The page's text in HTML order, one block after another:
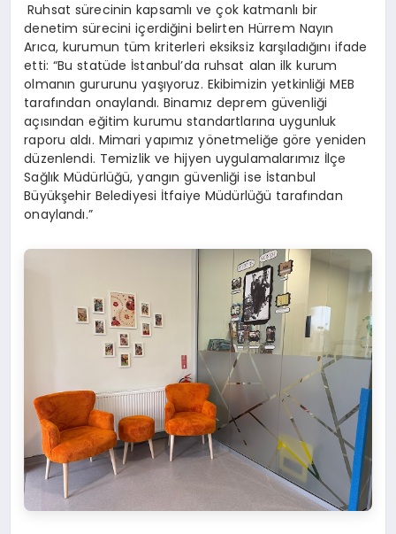
Ruhsat sürecinin kapsamlı ve çok katmanlı bir
denetim sürecini içerdiğini belirten Hürrem Nayın
Arıca, kurumun tüm kriterleri eksiksiz karşıladığını ifade
etti: “Bu statüde İstanbul’da ruhsat alan ilk kurum
olmanın gururunu yaşıyoruz. Ekibimizin yetkinliği MEB
tarafından onaylandı. Binamız deprem güvenliği
açısından eğitim kurumu standartlarına uygunluk
raporu aldı. Mimari yapımız yönetmeliğe göre yeniden
düzenlendi. Temizlik ve hijyen uygulamalarımız İlçe
Sağlık Müdürlüğü, yangın güvenliği ise İstanbul
Büyükşehir Belediyesi İtfaiye Müdürlüğü tarafından
onaylandı.”